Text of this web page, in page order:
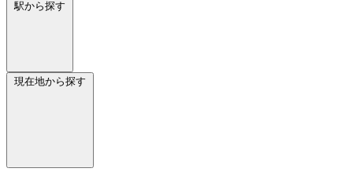
駅から探す
現在地から探す